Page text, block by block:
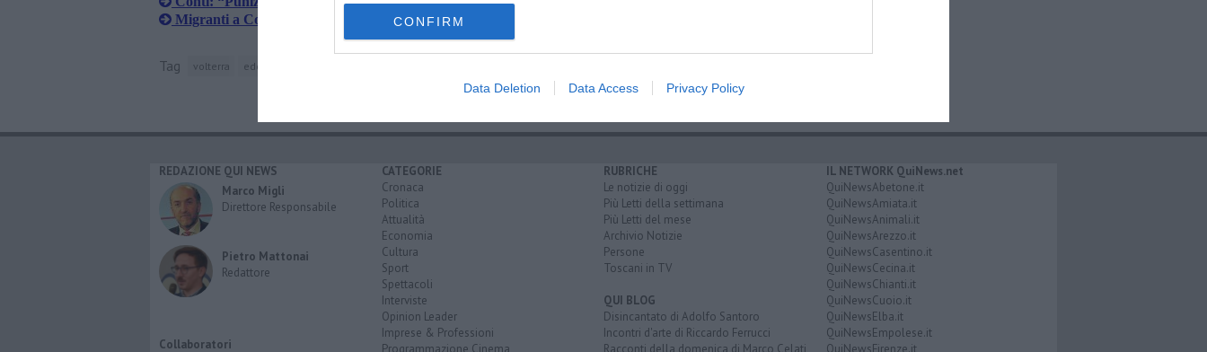
CONFIRM
Data Deletion Data Access Privacy Policy
Migranti a Coltano, scontro Comune-Prefetto
Tag volterra edoardo ziello
REDAZIONE QUI NEWS
Marco Migli
Direttore Responsabile
Pietro Mattonai
Redattore
Collaboratori
CATEGORIE
Cronaca
Politica
Attualità
Economia
Cultura
Sport
Spettacoli
Interviste
Opinion Leader
Imprese & Professioni
RUBRICHE
Le notizie di oggi
Più Letti della settimana
Più Letti del mese
Archivio Notizie
Persone
Toscani in TV
QUI BLOG
Disincantato di Adolfo Santoro
Incontri d'arte di Riccardo Ferrucci
IL NETWORK QuiNews.net
QuiNewsAbetone.it
QuiNewsAmiata.it
QuiNewsAnimali.it
QuiNewsArezzo.it
QuiNewsCasentino.it
QuiNewsCecina.it
QuiNewsChianti.it
QuiNewsCuoio.it
QuiNewsElba.it
QuiNewsEmpolese.it